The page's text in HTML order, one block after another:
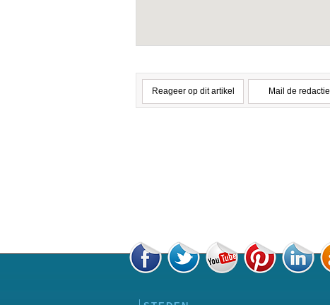
Reageer op dit artikel Mail de redactie